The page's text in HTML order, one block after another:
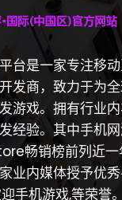
台是一家专注移
发商，致力于为
游戏。拥有行业
经验。其中手机
畅销榜前列近一
业内媒体授予优
手机游戏,等荣誉